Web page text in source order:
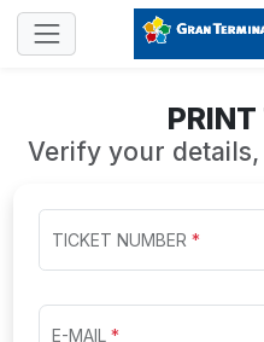
Verify your
TICKET NUMBER *
E-MAIL *